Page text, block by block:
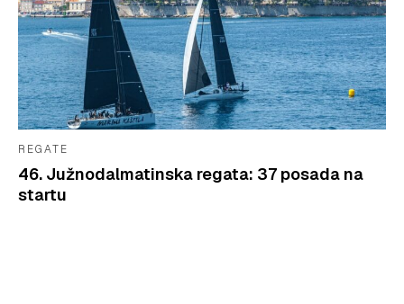
REGATE
46. Južnodalmatinska regata: 37 posada na
startu